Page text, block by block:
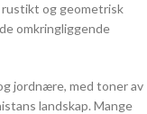
rustikt og geometrisk
omkringliggende
jordnære, med toner av
landskap. Mange